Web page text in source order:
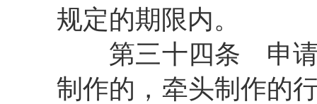
规定的期限内。
第三十四条 申请
制作的，牵头制作的